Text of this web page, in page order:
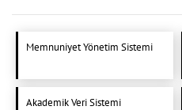
Memnuniyet Yönetim Sistemi
Akademik Veri Sistemi